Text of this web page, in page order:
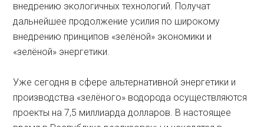
внедрению экологичных технологий. Получат
дальнейшее продолжение усилия по широкому
внедрению принципов «зелёной» экономики и
«зелёной» энергетики.
Уже сегодня в сфере альтернативной энергетики и
производства «зелёного» водорода осуществляются
проекты на 7,5 миллиарда долларов. В настоящее